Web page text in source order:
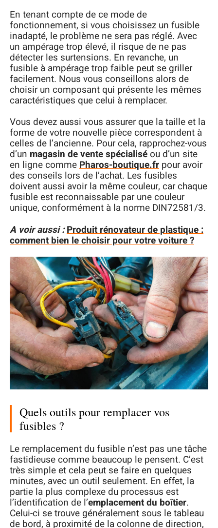
En tenant compte de ce mode de
fonctionnement, si vous choisissez un fusible
inadapté, le problème ne sera pas réglé. Avec
un ampérage trop élevé, il risque de ne pas
détecter les surtensions. En revanche, un
fusible à ampérage trop faible peut se griller
facilement. Nous vous conseillons alors de
choisir un composant qui présente les mêmes
caractéristiques que celui à remplacer.
Vous devez aussi vous assurer que la taille et la
forme de votre nouvelle pièce correspondent à
celles de l’ancienne. Pour cela, rapprochez-vous
d’un magasin de vente spécialisé ou d’un site
en ligne commePharos-boutique.fr pour avoir
des conseils lors de l’achat. Les fusibles
doivent aussi avoir la même couleur, car chaque
fusible est reconnaissable par une couleur
unique, conformément à la norme DIN72581/3.
A voir aussi : Produit rénovateur de plastique :
comment bien le choisir pour votre voiture ?
Quels outils pour remplacer vos
fusibles ?
Le remplacement du fusible n’est pas une tâche
fastidieuse comme beaucoup le pensent. C’est
très simple et cela peut se faire en quelques
minutes, avec un outil seulement. En effet, la
partie la plus complexe du processus est
l’identification de l’emplacement du boîtier.
Celui-ci se trouve généralement sous le tableau
de bord, à proximité de la colonne de direction,